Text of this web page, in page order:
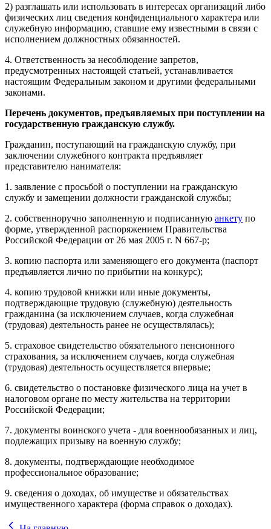
2) разглашать или использовать в интересах организаций либо
физических лиц сведения конфиденциального характера или
служебную информацию, ставшие ему известными в связи с
исполнением должностных обязанностей.
4. Ответственность за несоблюдение запретов,
предусмотренных настоящей статьей, устанавливается
настоящим Федеральным законом и другими федеральными
законами.
Перечень документов, предъявляемых при поступлении на
государственную гражданскую службу.
Гражданин, поступающий на гражданскую службу, при
заключении служебного контракта предъявляет
представителю нанимателя:
1. заявление с просьбой о поступлении на гражданскую
службу и замещении должности гражданской службы;
2. собственноручно заполненную и подписанную анкету по
форме, утвержденной распоряжением Правительства
Российской Федерации от 26 мая 2005 г. N 667-р;
3. копию паспорта или заменяющего его документа (паспорт
предъявляется лично по прибытии на конкурс);
4. копию трудовой книжки или иные документы,
подтверждающие трудовую (служебную) деятельность
гражданина (за исключением случаев, когда служебная
(трудовая) деятельность ранее не осуществлялась);
5. страховое свидетельство обязательного пенсионного
страхования, за исключением случаев, когда служебная
(трудовая) деятельность осуществляется впервые;
6. свидетельство о постановке физического лица на учет в
налоговом органе по месту жительства на территории
Российской Федерации;
7. документы воинского учета - для военнообязанных и лиц,
подлежащих призыву на военную службу;
8. документы, подтверждающие необходимое
профессиональное образование;
9. сведения о доходах, об имуществе и обязательствах
имущественного характера (форма справок о доходах).